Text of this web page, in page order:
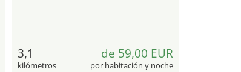
3,1
kilómetros
de 59,00 EUR
por habitación y noche